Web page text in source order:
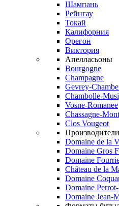
Шампань
Рейнгау
Токай
Калифорния
Орегон
Виктория
Апелласьоны
Bourgogne
Champagne
Gevrey-
Chambolle-
Vosne-Romanee
Chassagne-
Clos Vougeot
Производители
Domaine de la
Domaine Gros
Domaine
Château de la
Domaine
Domaine
Domaine Jean-